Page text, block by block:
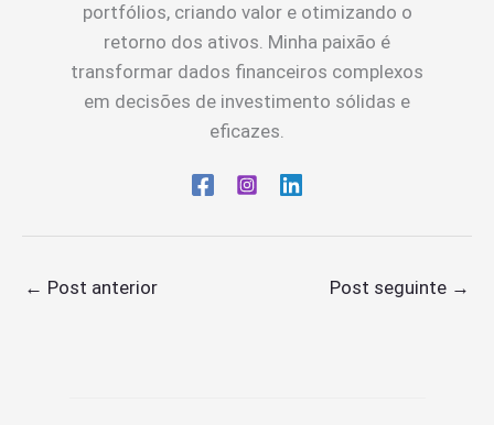
portfólios, criando valor e otimizando o
retorno dos ativos. Minha paixão é
transformar dados financeiros complexos
em decisões de investimento sólidas e
eficazes.
← Post anterior Post seguinte →